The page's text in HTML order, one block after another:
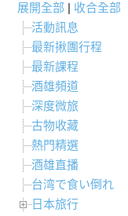
展開全部 | 收合全部
活動訊息
最新揪團行程
最新課程
酒雄頻道
深度微旅
古物收藏
熱門精選
酒雄直播
台湾で食い倒れ
日本旅行